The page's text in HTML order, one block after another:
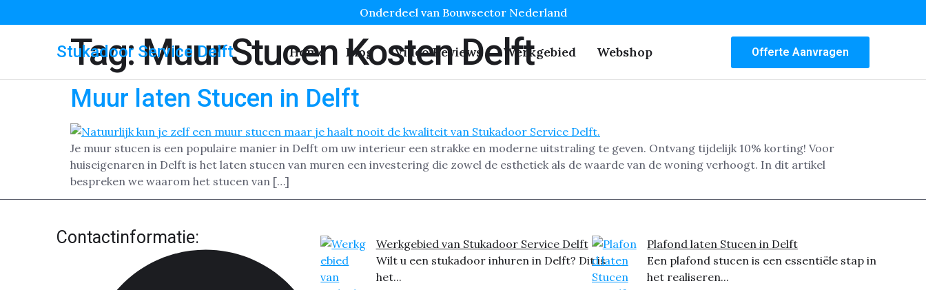
Onderdeel van Bouwsector Nederland
Stukadoor Service Delft Home Blog Video Reviews Werkgebied Webshop Offerte Aanvragen
Tag:Muur Stucen Kosten Delft
Muur laten Stucen in Delft
Je muur stucen is een populaire manier in Delft om uw interieur een strakke en moderne uitstraling te geven. Ontvang tijdelijk 10% korting! Voor
huiseigenaren in Delft is het laten stucen van muren een investering die zowel de esthetiek als de waarde van de woning verhoogt. In dit artikel
bespreken we waarom het stucen van […]
Contactinformatie:
Werkgebied van Stukadoor Service Delft
Wilt u een stukadoor inhuren in Delft? Dit is
het...
Plafond laten Stucen in Delft
Een plafond stucen is een essentiële stap in
het realiseren...